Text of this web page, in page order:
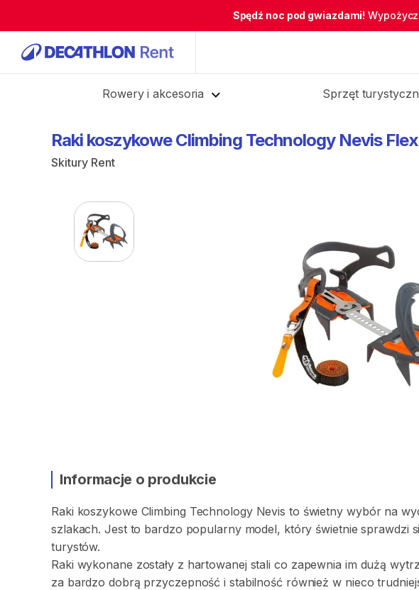
Spędź noc pod gwiazdami!
Rowery i akcesoria Sprzęt
Raki koszykowe Climbing Technology Nevis Flex
Skitury Rent
Informacje o produkcie
Raki koszykowe Climbing Technology Nevis to świetny wybór na
szlakach. Jest to bardzo popularny model​,​ który świetnie sprawdzi
turystów.
Raki wykonane zostały z hartowanej stali co zapewnia im dużą
za bardzo dobrą przyczepność i stabilność również w nieco